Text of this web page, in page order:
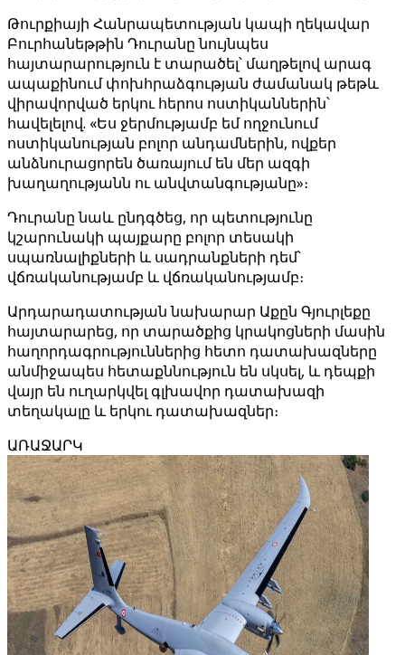
Թուրքիայի Հանրապետության կապի ղեկավար
Բուրհանեթթին Դուրանը նույնպես
հայտարարություն է տարածել՝ մաղթելով արագ
ապաքինում փոխհրաձգության ժամանակ թեթև
վիրավորված երկու հերոս ոստիկաններին՝
հավելելով. «Ես ջերմությամբ եմ ողջունում
ոստիկանության բոլոր անդամներին, ովքեր
անձնուրացորեն ծառայում են մեր ազգի
խաղաղությանն ու անվտանգությանը»։
Դուրանը նաև ընդգծեց, որ պետությունը
կշարունակի պայքարը բոլոր տեսակի
սպառնալիքների և սադրանքների դեմ՝
վճռականությամբ և վճռականությամբ։
Արդարադատության նախարար Աքըն Գյուրլեքը
հայտարարեց, որ տարածքից կրակոցների մասին
հաղորդագրություններից հետո դատախազները
անմիջապես հետաքննություն են սկսել, և դեպքի
վայր են ուղարկվել գլխավոր դատախազի
տեղակալը և երկու դատախազներ։
ԱՌԱՋԱՐԿ